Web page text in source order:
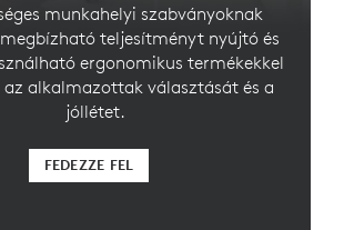
munkahelyi szabványoknak
teljesítményt nyújtó és
ergonomikus termékekkel
az alkalmazottak választását és a
jóllétet.
FEDEZZE FEL